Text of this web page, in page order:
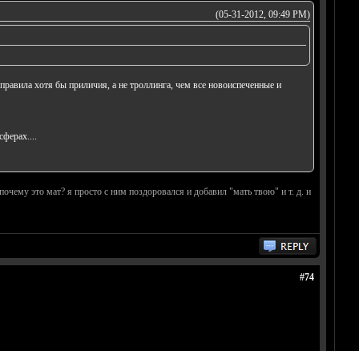
(05-31-2012, 09:49 PM)
хотя бы приличия, а не троллинга, чем все новоиспеченные и
это мат? я просто с ним поздоровался и добавил "мать твою" и т. д. и
#74